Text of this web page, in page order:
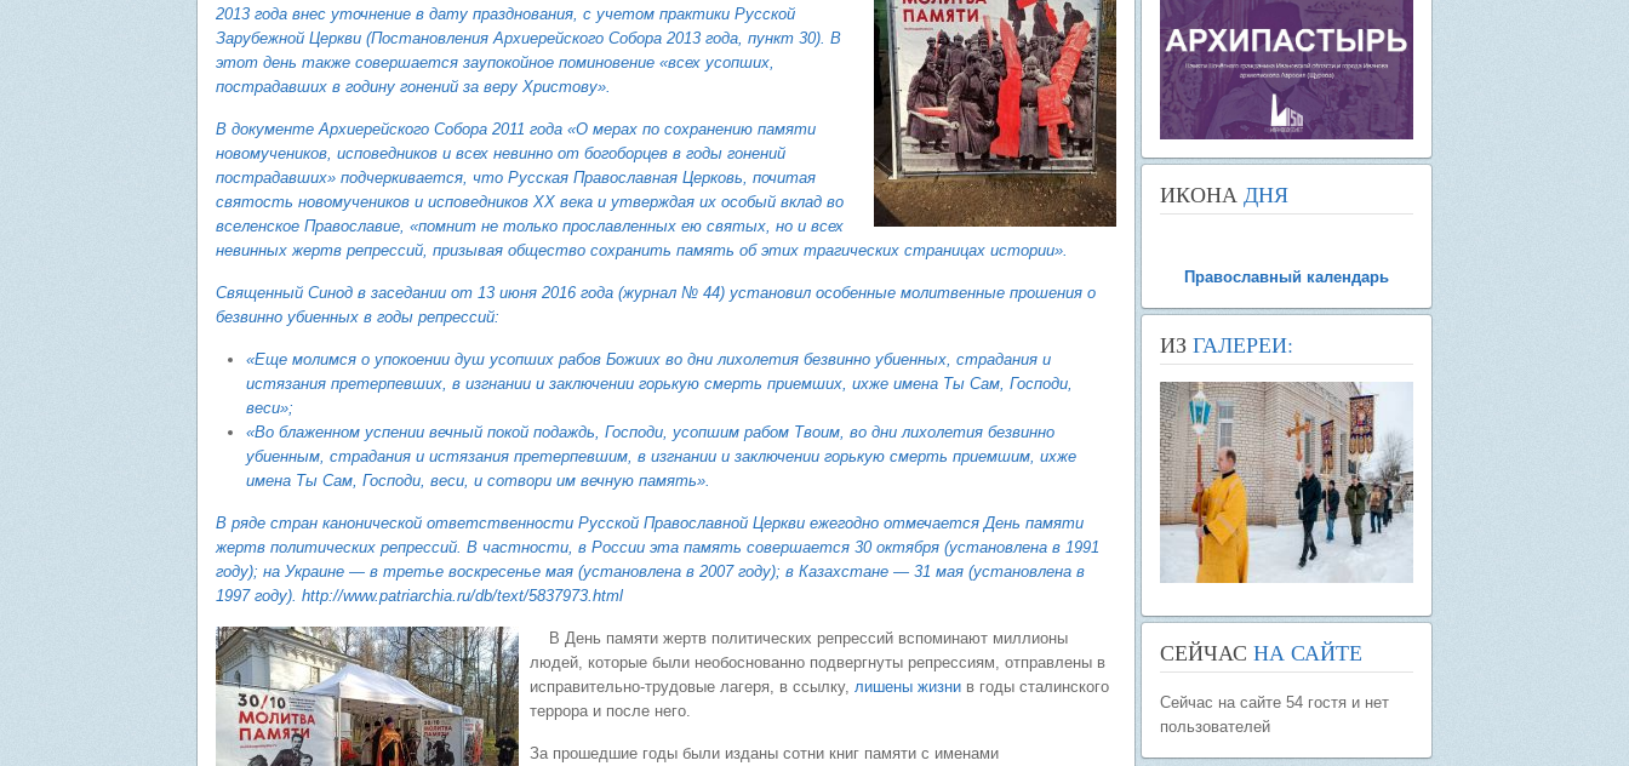
2013 года внес уточнение в дату празднования, с учетом практики Русской
Зарубежной Церкви (Постановления Архиерейского Собора 2013 года, пункт 30). В
этот день также совершается заупокойное поминовение «всех усопших,
пострадавших в годину гонений за веру Христову».
В документе Архиерейского Собора 2011 года «О мерах по сохранению памяти
новомучеников, исповедников и всех невинно от богоборцев в годы гонений
пострадавших» подчеркивается, что Русская Православная Церковь, почитая
святость новомучеников и исповедников ХХ века и утверждая их особый вклад во
вселенское Православие, «помнит не только прославленных ею святых, но и всех
невинных жертв репрессий, призывая общество сохранить память об этих трагических страницах истории».
Священный Синод в заседании от 13 июня 2016 года (журнал № 44) установил особенные молитвенные прошения о
безвинно убиенных в годы репрессий:
«Еще молимся о упокоении душ усопших рабов Божиих во дни лихолетия безвинно убиенных, страдания и
истязания претерпевших, в изгнании и заключении горькую смерть приемших, ихже имена Ты Сам, Господи,
веси»;
«Во блаженном успении вечный покой подаждь, Господи, усопшим рабом Твоим, во дни лихолетия безвинно
убиенным, страдания и истязания претерпевшим, в изгнании и заключении горькую смерть приемшим, ихже
имена Ты Сам, Господи, веси, и сотвори им вечную память».
В ряде стран канонической ответственности Русской Православной Церкви ежегодно отмечается День памяти
жертв политических репрессий. В частности, в России эта память совершается 30 октября (установлена в 1991
году); на Украине — в третье воскресенье мая (установлена в 2007 году); в Казахстане — 31 мая (установлена в
1997 году). http://www.patriarchia.ru/db/text/5837973.html
В День памяти жертв политических репрессий вспоминают миллионы
людей, которые были необоснованно подвергнуты репрессиям, отправлены в
исправительно-трудовые лагеря, в ссылку, лишены жизни в годы сталинского
террора и после него.
За прошедшие годы были изданы сотни книг памяти с именами
ИКОНА ДНЯ
Православный календарь
ИЗ ГАЛЕРЕИ:
СЕЙЧАС НА САЙТЕ
Сейчас на сайте 54 гостя и нет
пользователей